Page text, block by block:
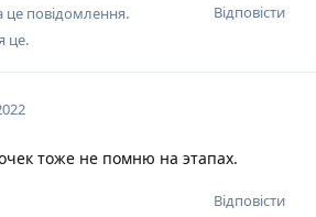
Відповісти
це повідомлення.
це.
тоже не помню на этапах.
Відповісти